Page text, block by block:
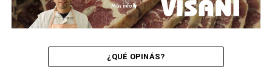
¿QUÉ OPINÁS?